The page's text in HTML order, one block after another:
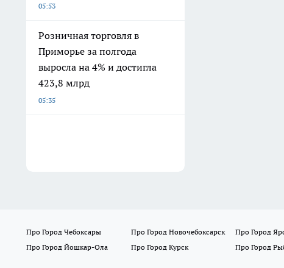
05:53
Розничная торговля в
Приморье за полгода
выросла на 4% и достигла
423,8 млрд
05:35
Про Город Чебоксары Про Город Новочебоксарск Про Город
Про Город Йошкар-Ола
Про Город Курск Про Город